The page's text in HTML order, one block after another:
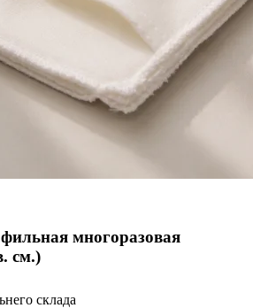
многоразовая
см.)
склада